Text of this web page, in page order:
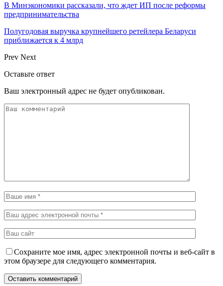
В Минэкономики рассказали, что ждет ИП после реформы
предпринимательства
Полугодовая выручка крупнейшего ретейлера Беларуси
приближается к 4 млрд
Prev Next
Оставьте ответ
Ваш электронный адрес не будет опубликован.
Сохраните мое имя, адрес электронной почты и веб-сайт в
этом браузере для следующего комментария.